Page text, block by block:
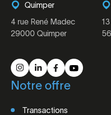
Quimper
4 rue René Madec
29000 Quimper
Notre offre
Transactions